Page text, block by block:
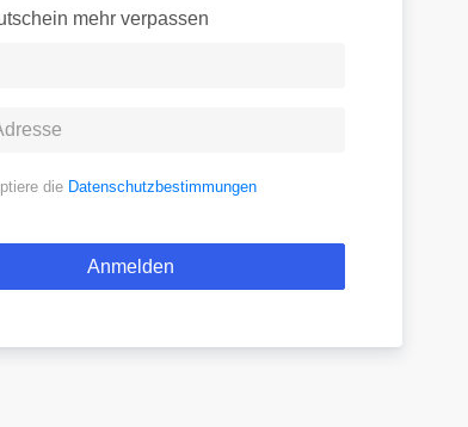
mehr verpassen
die Datenschutzbestimmungen